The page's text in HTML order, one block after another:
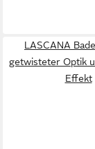
LASCANA
getwisteter Optik
Effekt